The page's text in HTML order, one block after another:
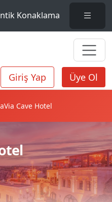
Konaklama
Giriş Yap Üye Ol
Cave Hotel